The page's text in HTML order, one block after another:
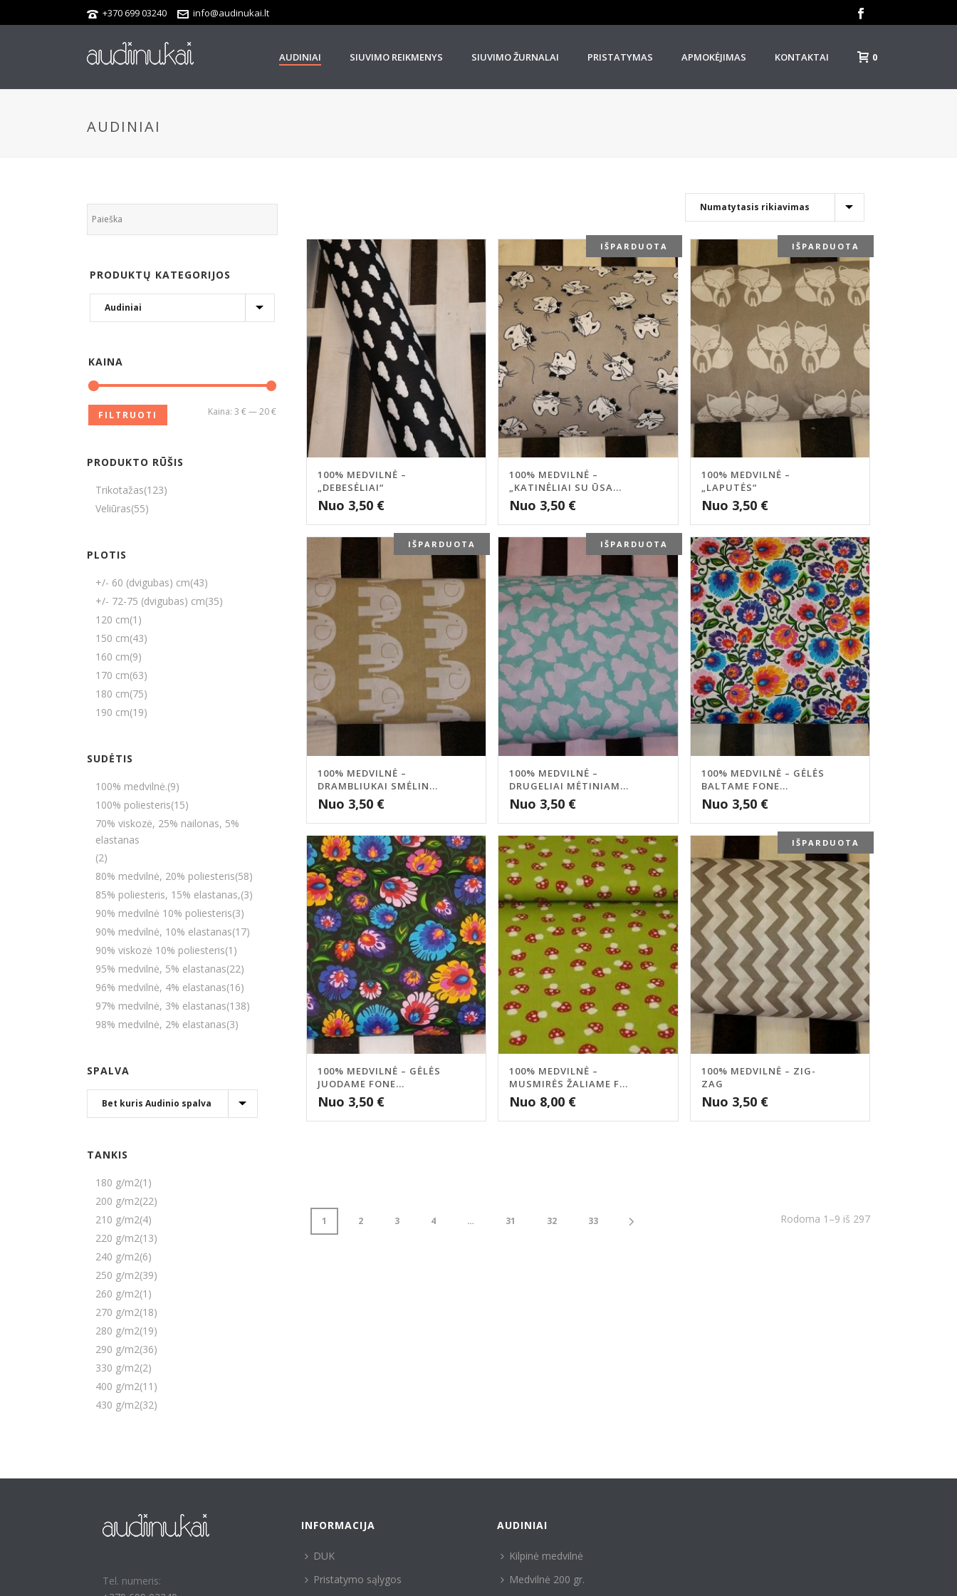
+370 699 03240 info@audinukai.lt
AUDINIAI SIUVIMO REIKMENYS SIUVIMO ŽURNALAI PRISTATYMAS APMOKĖJIMAS KONTAKTAI 0
AUDINIAI
100% MEDVILNĖ –
„DEBESĖLIAI“
Nuo 3,50 €
IŠPARDUOTA
100% MEDVILNĖ –
„KATINĖLIAI SU ŪSA...
Nuo 3,50 €
IŠPARDUOTA
100% MEDVILNĖ –
„LAPUTĖS“
Nuo 3,50 €
IŠPARDUOTA
100% MEDVILNĖ –
DRAMBLIUKAI SMĖLIN...
Nuo 3,50 €
IŠPARDUOTA
100% MEDVILNĖ –
DRUGELIAI MĖTINIAM...
Nuo 3,50 €
100% MEDVILNĖ – GĖLĖS
BALTAME FONE...
Nuo 3,50 €
100% MEDVILNĖ – GĖLĖS
JUODAME FONE...
Nuo 3,50 €
100% MEDVILNĖ –
MUSMIRĖS ŽALIAME F...
Nuo 8,00 €
IŠPARDUOTA
100% MEDVILNĖ – ZIG-
ZAG
Nuo 3,50 €
1 2 3 4 … 31 32 33 Rodoma 1–9 iš 297
PRODUKTŲ KATEGORIJOS
KAINA
FILTRUOTI Kaina: 3 €—20 €
PRODUKTO RŪŠIS
Trikotažas(123)
Veliūras(55)
PLOTIS
+/- 60 (dvigubas) cm(43)
+/- 72-75 (dvigubas) cm(35)
120 cm(1)
150 cm(43)
160 cm(9)
170 cm(63)
180 cm(75)
190 cm(19)
SUDĖTIS
100% medvilnė.(9)
100% poliesteris(15)
70% viskozė, 25% nailonas, 5%
elastanas
(2)
80% medvilnė, 20% poliesteris(58)
85% poliesteris, 15% elastanas,(3)
90% medvilnė 10% poliesteris(3)
90% medvilnė, 10% elastanas(17)
90% viskozė 10% poliesteris(1)
95% medvilnė, 5% elastanas(22)
96% medvilnė, 4% elastanas(16)
97% medvilnė, 3% elastanas(138)
98% medvilnė, 2% elastanas(3)
SPALVA
TANKIS
180 g/m2(1)
200 g/m2(22)
210 g/m2(4)
220 g/m2(13)
240 g/m2(6)
250 g/m2(39)
260 g/m2(1)
270 g/m2(18)
280 g/m2(19)
290 g/m2(36)
330 g/m2(2)
400 g/m2(11)
430 g/m2(32)
Tel. numeris:
INFORMACIJA
DUK
Pristatymo sąlygos
AUDINIAI
Kilpinė medvilnė
Medvilnė 200 gr.